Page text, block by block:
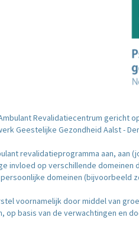
Revalidatiecentrum
Geestelijke Gezondheid Aalst -
revalidatieprogramma aan,
invloed op verschillende
domeinen (bijvoorbeeld
voornamelijk door middel van
op basis van de verwachtingen en